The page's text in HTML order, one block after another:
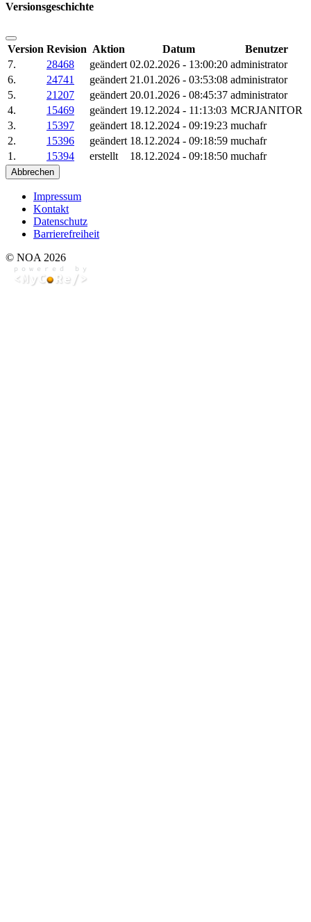
Versionsgeschichte
Version Revision Aktion Datum
Benutzer
7.
28468 geändert 02.02.2026 - 13:00:20 administrator
6.
24741 geändert 21.01.2026 - 03:53:08 administrator
5.
21207 geändert 20.01.2026 - 08:45:37 administrator
4.
15469 geändert 19.12.2024 - 11:13:03 MCRJANITOR
3.
15397 geändert 18.12.2024 - 09:19:23 muchafr
2.
15396 geändert 18.12.2024 - 09:18:59 muchafr
1.
15394 erstellt 18.12.2024 - 09:18:50 muchafr
Abbrechen
Impressum
Kontakt
Datenschutz
Barrierefreiheit
© NOA 2026